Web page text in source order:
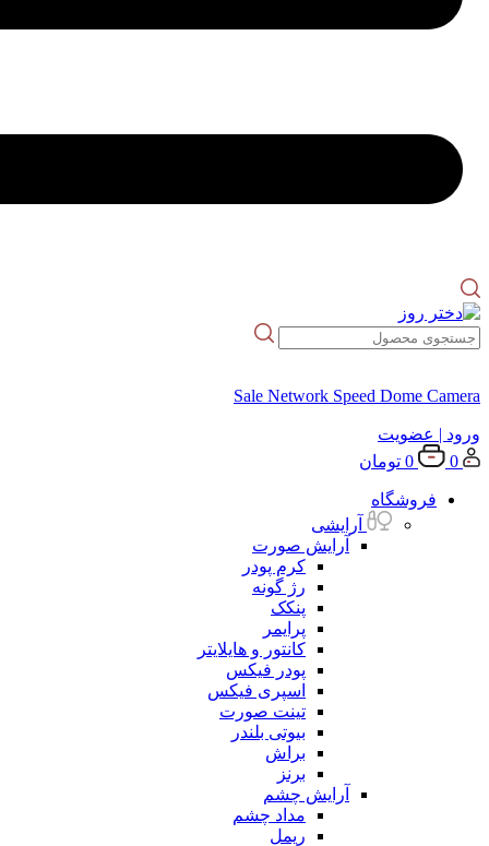
Sale Network Speed Dome Camera
ورود | عضویت
0
0 تومان
فروشگاه
آرایشی
آرایش صورت
کرم پودر
رژ گونه
پنکک
پرایمر
کانتور و هایلایتر
پودر فیکس
اسپری فیکس
تینت صورت
بیوتی بلندر
براش
برنز
آرایش چشم
مداد چشم
ریمل